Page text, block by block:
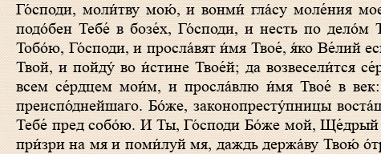
Го́споди, моли́тву мою́, и вонми́ гла́су моле́ния
подо́бен Тебе́ в бозе́х, Го́споди, и несть по
Тобо́ю, Го́споди, и просла́вят и́мя Твое́, я́ко Ве́лий
Твой, и пойду́ во и́стине Твое́й; да возвесели́тся
всем се́рдцем мои́м, и просла́влю и́мя Твое́ в
преиспо́днейшаго. Бо́же, законопресту́пницы
Тебе́ пред собо́ю. И Ты, Го́споди Бо́же мой,
при́зри на мя и поми́луй мя, даждь держа́ву Твою́